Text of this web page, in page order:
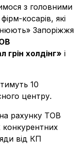
з головними
косарів, які
Запоріжжя
грін холдінг» і
10
центру.
рахунку ТОВ
конкурентних
від КП